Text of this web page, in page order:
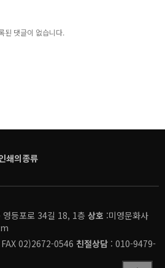
된 댓글이 없습니다.
쇄의종류
영등포로 34길 18, 1층 상호 :미영문화사
02)2672-0546 친절상담 : 010-9479-